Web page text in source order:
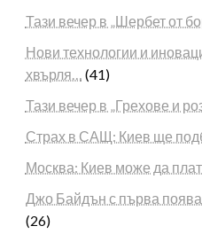
Тази вечер в „Шербет от
Нови технологии и
хвърля… (41)
Тази вечер в „Грехове и
Страх в САЩ: Киев ще
Москва: Киев може да
Джо Байдън с първа поява
(26)